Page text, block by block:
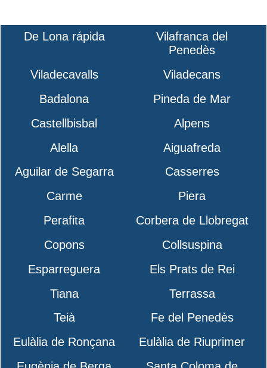
De Lona rápida
Vilafranca del
Penedès
Viladecavalls
Viladecans
Badalona
Pineda de Mar
Castellbisbal
Alpens
Alella
Aiguafreda
Aguilar de Segarra
Casserres
Carme
Piera
Perafita
Corbera de Llobregat
Copons
Collsuspina
Esparreguera
Els Prats de Rei
Tiana
Terrassa
Teià
Fe del Penedès
Eulàlia de Ronçana
Eulàlia de Riuprimer